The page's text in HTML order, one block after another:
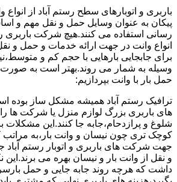
باربری و اتوبارهای سطح رستم آباد از
پیکان به عنوان وسایل حمل و نقل مهم و
رسانی استفاده می کنند.هیچ شرکت باربری
انواع وانت در جهت ارائه خدمات و حمل و نقل
برای جابجایی بارهایی با حجم کم و
وسیله به شمار می روند.بهتر است به صورت
حمل بار با وانت بپردازیم:
ترافیک رستم آباد همیشه مشکل ساز بوده
های باربری بزرگ لوازم منزل یا شرکت ها را
شلوغ و پرازدحام،جابه جا کنند.این
کوچک تری چون نیسان و وانت بار،به
جهت شرکت های باربری و اتوبار رستم
و نقل از وانت بار و نیسان بهره می برند.این
داشت که هرچه روند جابه جایی و حمل